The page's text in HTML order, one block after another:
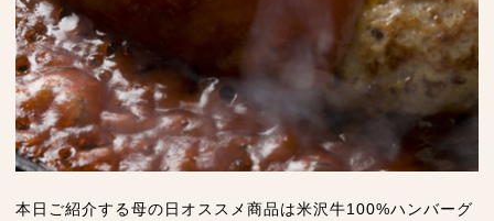
本日ご紹介する母の日オススメ商品は米沢牛100%ハンバーグ